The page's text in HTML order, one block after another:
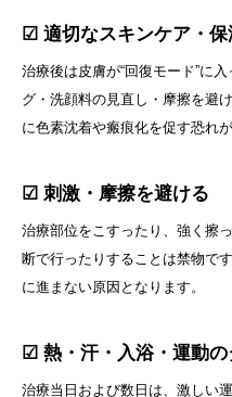
☑ 適切なスキンケア・保
治療後は皮膚が“回復モード”に
グ・洗顔料の見直し・摩擦を避
に色素沈着や瘢痕化を促す恐れが
☑ 刺激・摩擦を避ける
治療部位をこすったり、強く擦
断で行ったりすることは禁物で
に進まない原因となります。
☑ 熱・汗・入浴・運動
治療当日および数日は、激しい